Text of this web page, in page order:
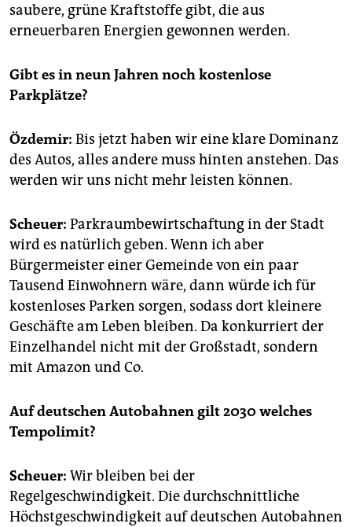
saubere, grüne Kraftstoffe gibt, die aus
erneuerbaren Energien gewonnen werden.
Gibt es in neun Jahren noch kostenlose
Parkplätze?
Özdemir: Bis jetzt haben wir eine klare Dominanz
des Autos, alles andere muss hinten anstehen. Das
werden wir uns nicht mehr leisten können.
Scheuer: Parkraumbewirtschaftung in der Stadt
wird es natürlich geben. Wenn ich aber
Bürgermeister einer Gemeinde von ein paar
Tausend Einwohnern wäre, dann würde ich für
kostenloses Parken sorgen, sodass dort kleinere
Geschäfte am Leben bleiben. Da konkurriert der
Einzelhandel nicht mit der Großstadt, sondern
mit Amazon und Co.
Auf deutschen Autobahnen gilt 2030 welches
Tempolimit?
Scheuer: Wir bleiben bei der
Regelgeschwindigkeit. Die durchschnittliche
Höchstgeschwindigkeit auf deutschen Autobahnen